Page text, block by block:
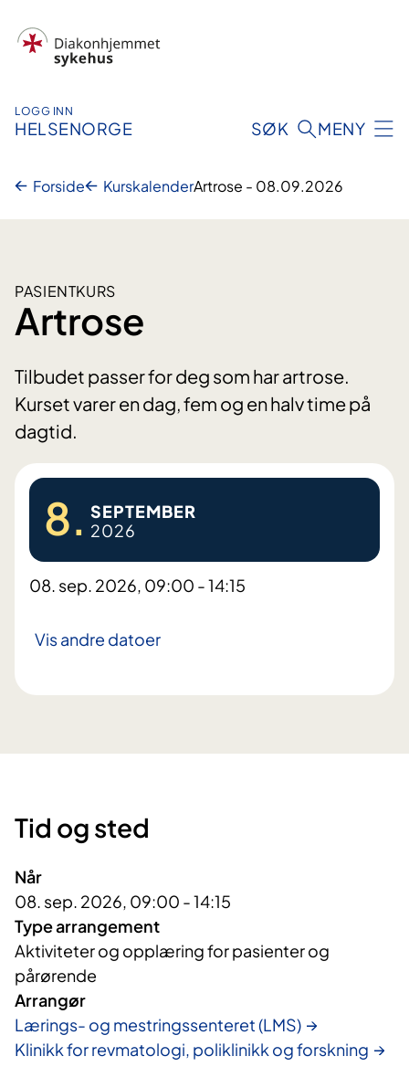
innhold
LOGG INN
HELSENORGE SØK MENY
Forside KurskalenderArtrose - 08.09.2026
PASIENTKURS
Artrose
Tilbudet passer for deg som har artrose.
Kurset varer en dag, fem og en halv time på
dagtid.
8. SEPTEMBER
2026
08. sep. 2026, 09:00 - 14:15
Vis andre datoer
Tid og sted
Når
08. sep. 2026, 09:00 - 14:15
Type arrangement
Aktiviteter og opplæring for pasienter og
pårørende
Arrangør
Lærings- og mestringssenteret (LMS)
Klinikk for revmatologi, poliklinikk og forskning